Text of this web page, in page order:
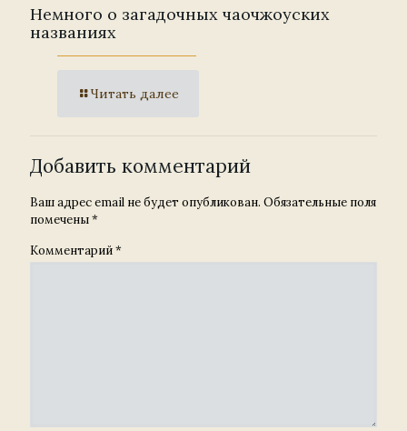
Немного о загадочных чаочжоуских
названиях
Читать далее
Добавить комментарий
Ваш адрес email не будет опубликован. Обязательные поля
помечены*
Комментарий*